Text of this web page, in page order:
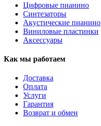
Цифровые пианино
Синтезаторы
Акустические пианино
Виниловые пластинки
Аксессуары
Как мы работаем
Доставка
Оплата
Услуги
Гарантия
Возврат и обмен